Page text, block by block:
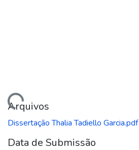
Arquivos
Dissertação Thalia Tadiello Garcia.pdf
Data de Submissão